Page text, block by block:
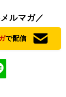
ルマガ／
で配信